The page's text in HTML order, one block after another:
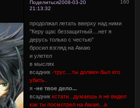
Поделиться 160
2008-03-20
21:13:32
продолжал летать вверху над ними
"Керу щас беззащитный....нет я
дерусь только с честью"
бросил взгляд на Амаю
и улетел
в мыслях
всадник -трус....ты должен был его
убить..
я -не твое дело...
всадник кстати...думаешь я не видел
как ты посмотрел на Амаю...а